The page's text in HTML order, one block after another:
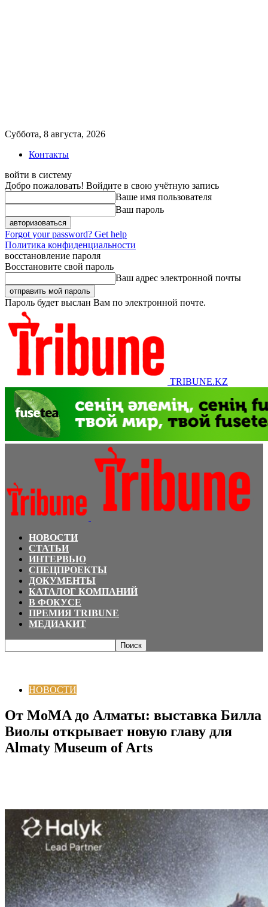
Суббота, 8 августа, 2026
Контакты
войти в систему
Добро пожаловать! Войдите в свою учётную запись
Ваше имя пользователя
Ваш пароль
Forgot your password? Get help
Политика конфиденциальности
восстановление пароля
Восстановите свой пароль
Ваш адрес электронной почты
Пароль будет выслан Вам по электронной почте.
TRIBUNE.KZ
НОВОСТИ
СТАТЬИ
ИНТЕРВЬЮ
СПЕЦПРОЕКТЫ
ДОКУМЕНТЫ
КАТАЛОГ КОМПАНИЙ
В ФОКУСЕ
ПРЕМИЯ TRIBUNE
МЕДИАКИТ
НОВОСТИ
От MoMA до Алматы: выставка Билла
Виолы открывает новую главу для
Almaty Museum of Arts